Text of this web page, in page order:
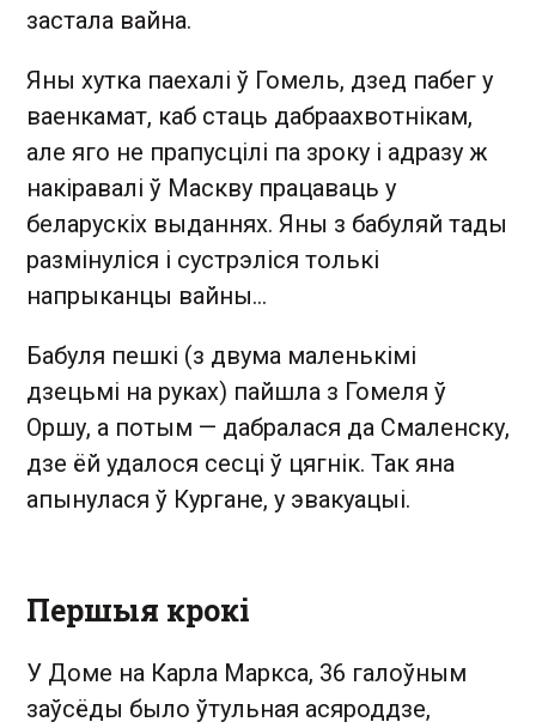
застала вайна.
Яны хутка паехалі ў Гомель, дзед пабег у
ваенкамат, каб стаць дабраахвотнікам,
але яго не прапусцілі па зроку і адразу ж
накіравалі ў Маскву працаваць у
беларускіх выданнях. Яны з бабуляй тады
размінуліся і сустрэліся толькі
напрыканцы вайны…
Бабуля пешкі (з двума маленькімі
дзецьмі на руках) пайшла з Гомеля ў
Оршу, а потым — дабралася да Смаленску,
дзе ёй удалося сесці ў цягнік. Так яна
апынулася ў Кургане, у эвакуацыі.
Першыя крокі
У Доме на Карла Маркса, 36 галоўным
заўсёды было ўтульная асяроддзе,